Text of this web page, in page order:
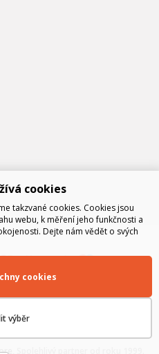
cookies
takzvané cookies. Cookies jsou
webu, k měření jeho funkčnosti a
Dejte nám vědět o svých
výběr
cookies